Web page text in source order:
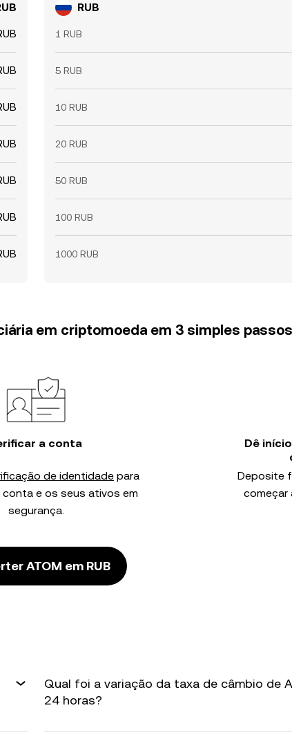
RUB
1 RUB
5 RUB
10 RUB
20 RUB
50 RUB
100 RUB
1000 RUB
em criptomoeda em 3 simples passos
a conta
de identidade para
conta e os seus ativos em
segurança.
Dê
Deposite
começar
ATOM em RUB
Qual foi a variação da taxa de câmbio de
24 horas?